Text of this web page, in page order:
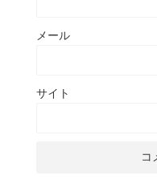
メール
サイト